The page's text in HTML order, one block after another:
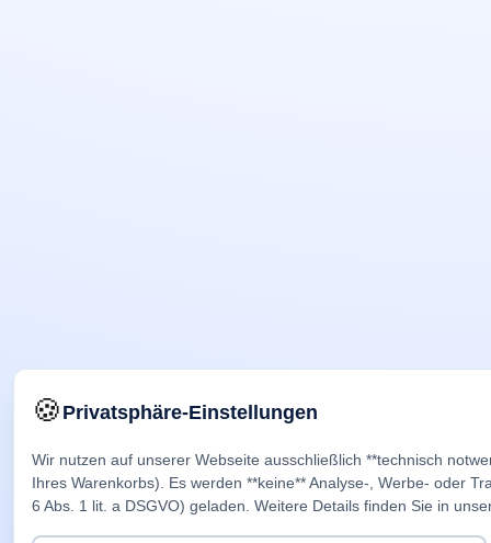
🍪Privatsphäre-Einstellungen
Wir nutzen auf unserer Webseite ausschließlich **technisch
Ihres Warenkorbs). Es werden **keine** Analyse-, Werbe- oder
6 Abs. 1 lit. a DSGVO) geladen. Weitere Details finden Sie in